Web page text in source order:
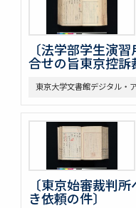
〔法学部学生演
合せの旨東京控訴
東京大学文書館デジタル・
〔東京始審裁判
き依頼の件〕